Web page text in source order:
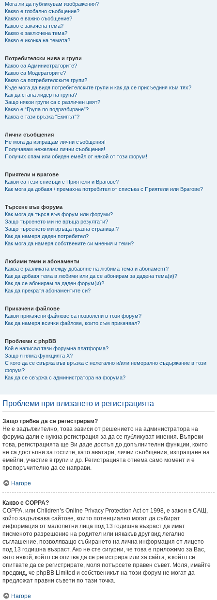
Мога ли да публикувам изображения?
Какво е глобално съобщение?
Какво е важно съобщение?
Какво е закачена тема?
Какво е заключена тема?
Какво е иконка на темата?
Потребителски нива и групи
Какво са Администраторите?
Какво са Модераторите?
Какво са потребителските групи?
Къде мога да видя потребителските групи и как да се присъединя към тях?
Как да стана лидер на група?
Защо някои групи са с различен цвят?
Какво е “Група по подразбиране”?
Каква е тази връзка “Екипът”?
Лични съобщения
Не мога да изпращам лични съобщения!
Получавам нежелани лични съобщения!
Получих спам или обиден емейл от някой от този форум!
Приятели и врагове
Какви са тези списъци с Приятели и Врагове?
Как мога да добавя / премахна потребител от списъка с Приятели или Врагове?
Търсене във форума
Как мога да търся във форум или форуми?
Защо търсенето ми не връща резултати?
Защо търсенето ми връща празна страница!?
Как да намеря даден потребител?
Как мога да намеря собствените си мнения и теми?
Любими теми и абонаменти
Каква е разликата между добавяне на любима тема и абонамент?
Как да добавя тема в любими или да се абонирам за дадена тема(и)?
Как да се абонирам за даден форум(и)?
Как да прекратя абонаментите си?
Прикачени файлове
Какви прикачени файлове са позволени в този форум?
Как да намеря всички файлове, които съм прикачвал?
Проблеми с phpBB
Кой е написал тази форумна платформа?
Защо я няма функцията X?
С кого да се свържа във връзка с нелегално и/или неморално съдържание в този
форум?
Как да се свържа с администратора на форума?
Проблеми при влизането и регистрацията
Защо трябва да се регистрирам?
Не е задължително, това зависи от решението на администратора на
форума дали е нужна регистрация за да се публикуват мнения. Въпреки
това, регистрацията ще Ви даде достъп до допълнителни функции, които
не са достъпни за гостите, като аватари, лични съобщения, изпращане на
емейли, участие в групи и др. Регистрацията отнема само момент и е
препоръчително да се направи.
Нагоре
Какво е COPPA?
COPPA, или Children’s Online Privacy Protection Act от 1998, е закон в САЩ,
който задължава сайтове, които потенциално могат да събират
информация от малолетни лица под 13 годишна възраст да имат
писменото разрешение на родител или някакъв друг вид легално
съглашение, позволяващо събирането на лична информация от лицето
под 13 годишна възраст. Ако не сте сигурни, че това е приложимо за Вас,
като някой, който се опитва да се регистрира или за сайта, в който се
опитвате да се регистрирате, моля потърсете правен съвет. Моля, имайте
предвид, че phpBB Limited и собственикът на този форум не могат да
предложат правни съвети по тази точка.
Нагоре